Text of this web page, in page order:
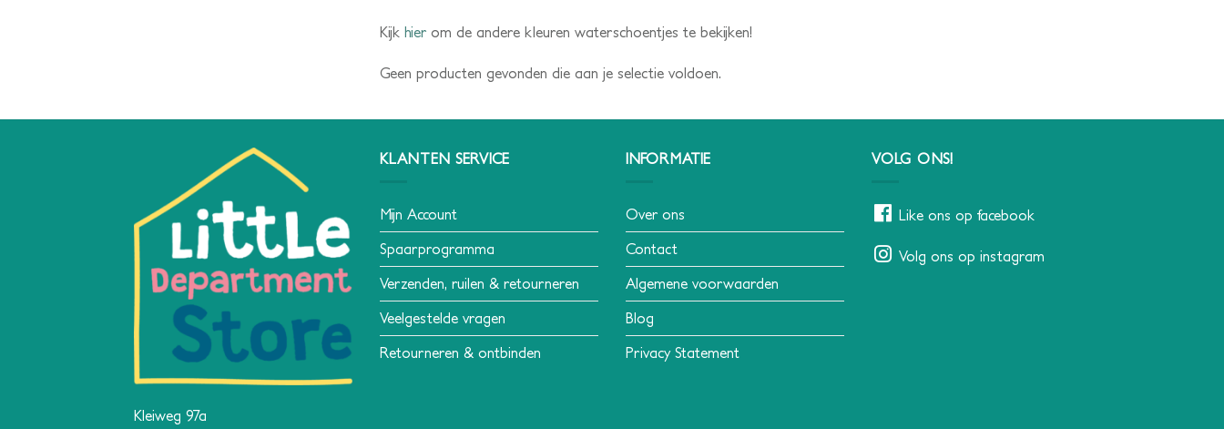
Kijk hier om de andere kleuren waterschoentjes te bekijken!
Geen producten gevonden die aan je selectie voldoen.
Kleiweg 97a
KLANTEN SERVICE
Mijn Account
Spaarprogramma
Verzenden, ruilen & retourneren
Veelgestelde vragen
Retourneren & ontbinden
INFORMATIE
Over ons
Contact
Algemene voorwaarden
Blog
Privacy Statement
VOLG ONS!
Like ons op facebook
Volg ons op instagram